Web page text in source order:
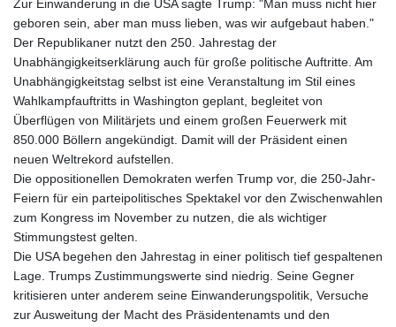
Zur Einwanderung in die USA sagte Trump: "Man muss nicht hier
geboren sein, aber man muss lieben, was wir aufgebaut haben."
Der Republikaner nutzt den 250. Jahrestag der
Unabhängigkeitserklärung auch für große politische Auftritte. Am
Unabhängigkeitstag selbst ist eine Veranstaltung im Stil eines
Wahlkampfauftritts in Washington geplant, begleitet von
Überflügen von Militärjets und einem großen Feuerwerk mit
850.000 Böllern angekündigt. Damit will der Präsident einen
neuen Weltrekord aufstellen.
Die oppositionellen Demokraten werfen Trump vor, die 250-Jahr-
Feiern für ein parteipolitisches Spektakel vor den Zwischenwahlen
zum Kongress im November zu nutzen, die als wichtiger
Stimmungstest gelten.
Die USA begehen den Jahrestag in einer politisch tief gespaltenen
Lage. Trumps Zustimmungswerte sind niedrig. Seine Gegner
kritisieren unter anderem seine Einwanderungspolitik, Versuche
zur Ausweitung der Macht des Präsidentenamts und den